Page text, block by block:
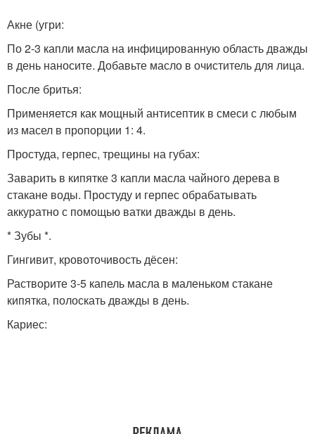
Акне (угри:
По 2-3 капли масла на инфицированную область дважды
в день наносите. Добавьте масло в очиститель для лица.
После бритья:
Применяется как мощный антисептик в смеси с любым
из масел в пропорции 1: 4.
Простуда, герпес, трещины на губах:
Заварить в кипятке 3 капли масла чайного дерева в
стакане воды. Простуду и герпес обрабатывать
аккуратно с помощью ватки дважды в день.
* Зубы *.
Гингивит, кровоточивость дёсен:
Растворите 3-5 капель масла в маленьком стакане
кипятка, полоскать дважды в день.
Кариес: